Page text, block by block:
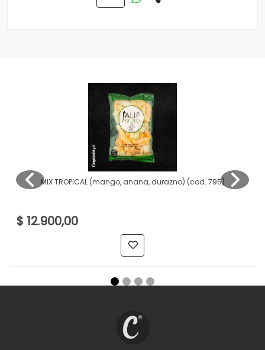
MIX TROPICAL (mango, anana, durazno) (cod. 795)
$ 12.900,00